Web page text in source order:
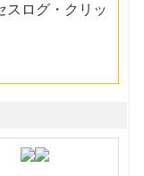
スログ・クリッ